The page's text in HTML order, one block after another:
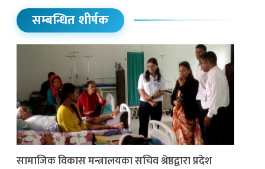
सम्बन्धित शीर्षक
सामाजिक विकास मन्त्रालयका सचिव श्रेष्ठद्वारा प्रदेश